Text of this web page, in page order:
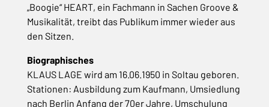
„Boogie“ HEART, ein Fachmann in Sachen Groove &
Musikalität, treibt das Publikum immer wieder aus
den Sitzen.
Biographisches
KLAUS LAGE wird am 16.06.1950 in Soltau geboren.
Stationen: Ausbildung zum Kaufmann, Umsiedlung
nach Berlin Anfang der 70er Jahre, Umschulung